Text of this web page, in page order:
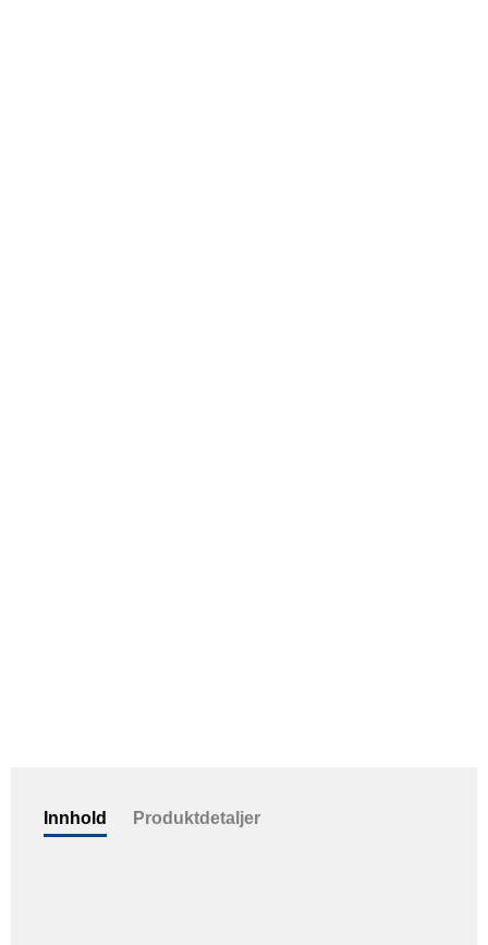
Innhold Produktdetaljer